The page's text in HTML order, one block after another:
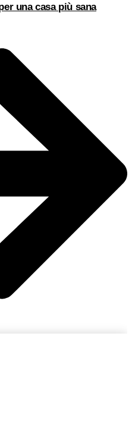
una casa più sana